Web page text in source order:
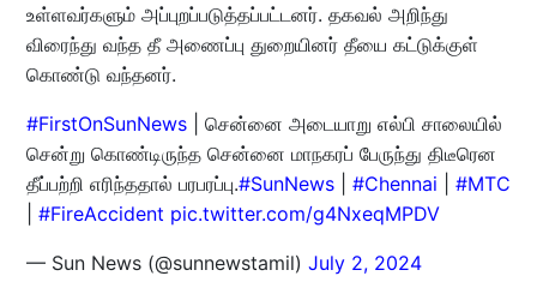
உள்ளவர்களும் அப்புறப்படுத்தப்பட்டனர். தகவல் அறிந்து
விரைந்து வந்த தீ அணைப்பு துறையினர் தீயை கட்டுக்குள்
கொண்டு வந்தனர்.
#FirstOnSunNews| சென்னை அடையாறு எல்பி சாலையில்
சென்று கொண்டிருந்த சென்னை மாநகரப் பேருந்து திடீரென
தீப்பற்றி எரிந்ததால் பரபரப்பு.#SunNews| #Chennai
#MTC
#FireAccident pic.twitter.com/g4NxeqMPDV
— Sun News (@sunnewstamil) July 2, 2024